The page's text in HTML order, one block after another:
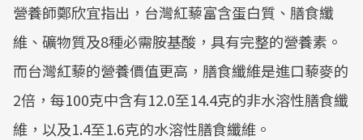
營養師鄭欣宜指出，台灣紅藜富含蛋白質、膳食纖
維、礦物質及8種必需胺基酸，具有完整的營養素。
而台灣紅藜的營養價值更高，膳食纖維是進口藜麥的
2倍，每100克中含有12.0至14.4克的非水溶性膳食纖
維，以及1.4至1.6克的水溶性膳食纖維。